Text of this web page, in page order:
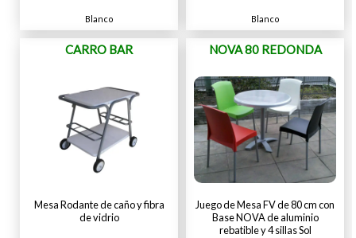
Blanco Blanco
CARRO BAR
Mesa Rodante de caño y fibra
de vidrio
NOVA 80 REDONDA
Juego de Mesa FV de 80 cm con
Base NOVA de aluminio
rebatible y 4 sillas Sol